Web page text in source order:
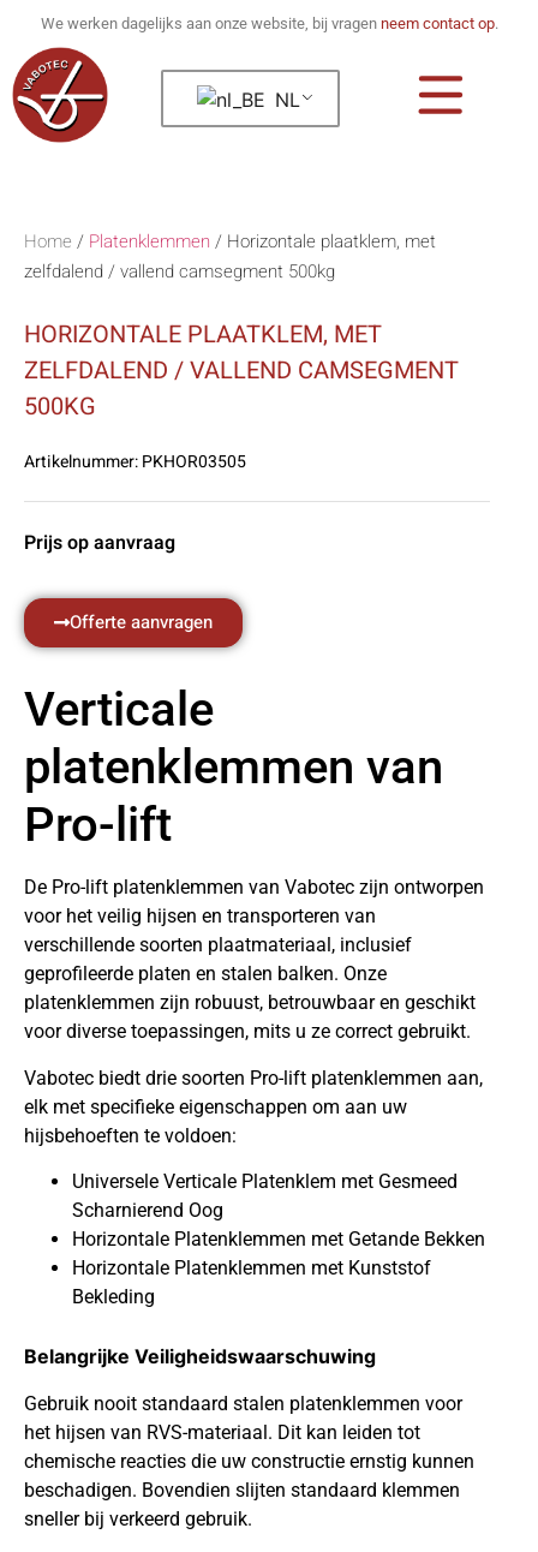
We werken dagelijks aan onze website, bij vragen neem contact op.
NL
Home / Platenklemmen / Horizontale plaatklem, met
zelfdalend / vallend camsegment 500kg
HORIZONTALE PLAATKLEM, MET
ZELFDALEND / VALLEND CAMSEGMENT
500KG
Artikelnummer:PKHOR03505
Prijs op aanvraag
Offerte aanvragen
Verticale
platenklemmen van
Pro-lift
De Pro-lift platenklemmen van Vabotec zijn ontworpen
voor het veilig hijsen en transporteren van
verschillende soorten plaatmateriaal, inclusief
geprofileerde platen en stalen balken. Onze
platenklemmen zijn robuust, betrouwbaar en geschikt
voor diverse toepassingen, mits u ze correct gebruikt.
Vabotec biedt drie soorten Pro-lift platenklemmen aan,
elk met specifieke eigenschappen om aan uw
hijsbehoeften te voldoen:
Universele Verticale Platenklem met Gesmeed
Scharnierend Oog
Horizontale Platenklemmen met Getande Bekken
Horizontale Platenklemmen met Kunststof
Bekleding
Belangrijke Veiligheidswaarschuwing
Gebruik nooit standaard stalen platenklemmen voor
het hijsen van RVS-materiaal. Dit kan leiden tot
chemische reacties die uw constructie ernstig kunnen
beschadigen. Bovendien slijten standaard klemmen
sneller bij verkeerd gebruik.